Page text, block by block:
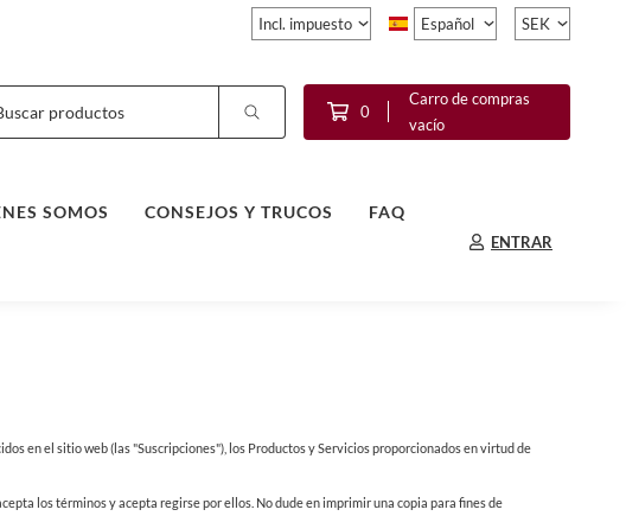
0
Carro de compras
vacío
SOMOS CONSEJOS Y TRUCOS FAQ
ENTRAR
en el sitio web (las "Suscripciones"), los Productos y Servicios proporcionados en virtud de
los términos y acepta regirse por ellos. No dude en imprimir una copia para fines de